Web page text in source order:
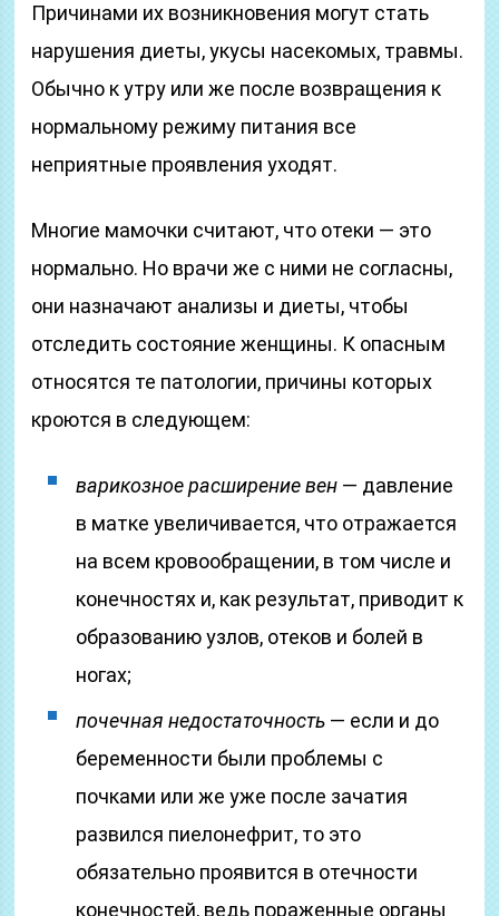
Причинами их возникновения могут стать
нарушения диеты, укусы насекомых, травмы.
Обычно к утру или же после возвращения к
нормальному режиму питания все
неприятные проявления уходят.
Многие мамочки считают, что отеки — это
нормально. Но врачи же с ними не согласны,
они назначают анализы и диеты, чтобы
отследить состояние женщины. К опасным
относятся те патологии, причины которых
кроются в следующем:
варикозное расширение вен — давление
в матке увеличивается, что отражается
на всем кровообращении, в том числе и
конечностях и, как результат, приводит к
образованию узлов, отеков и болей в
ногах;
почечная недостаточность — если и до
беременности были проблемы с
почками или же уже после зачатия
развился пиелонефрит, то это
обязательно проявится в отечности
конечностей, ведь пораженные органы